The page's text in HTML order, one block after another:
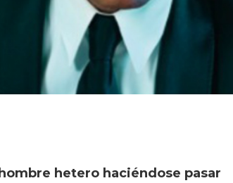
hetero haciéndose pasar